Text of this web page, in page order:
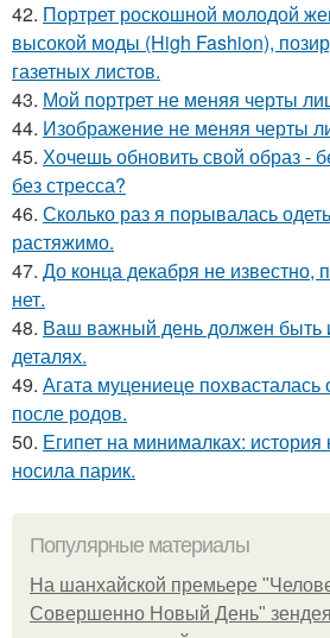
42. Портрет роскошной молодой
высокой моды (High Fashion),
газетных листов.
43. Мой портрет не меняя черты
44. Изображение не меняя черты
45. Хочешь обновить свой образ -
без стресса?
46. Сколько раз я порывалась
растяжимо.
47. До конца декабря не известно,
нет.
48. Ваш важный день должен быть
деталях.
49. Агата муцениеце похвасталась
после родов.
50. Египет на минималках:
носила парик.
Популярные материалы
На шанхайской премьере
Совершенно Новый День"